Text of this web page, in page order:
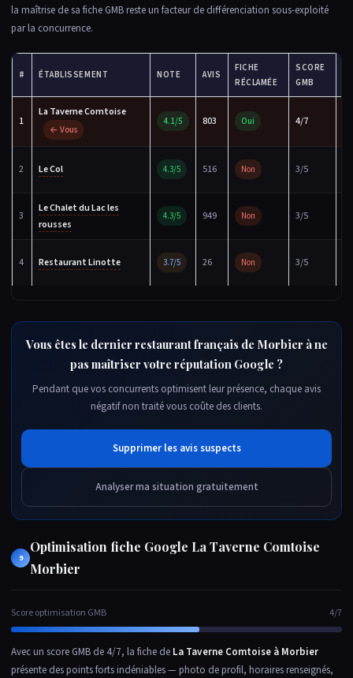
la maîtrise de sa fiche GMB reste un facteur de différenciation sous-exploité
par la concurrence.
# ÉTABLISSEMENT NOTE AVIS
FICHE
RÉCLAMÉE
SCORE
GMB
1
La Taverne Comtoise
← Vous
4.1/5 803 Oui 4/7
2 Le Col 4.3/5 516 Non 3/5
3
Le Chalet du Lac les
rousses
4.3/5 949 Non 3/5
4 Restaurant Linotte 3.7/5 26 Non 3/5
Vous êtes le dernier restaurant français de Morbier à ne
pas maîtriser votre réputation Google ?
Pendant que vos concurrents optimisent leur présence, chaque avis
négatif non traité vous coûte des clients.
Supprimer les avis suspects
Analyser ma situation gratuitement
9
Optimisation fiche Google La Taverne Comtoise
Morbier
Score optimisation GMB 4/7
Avec un score GMB de 4/7, la fiche de La Taverne Comtoise à Morbier
présente des points forts indéniables — photo de profil, horaires renseignés,